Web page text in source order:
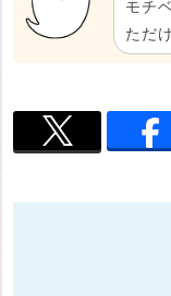
モチ
ただ